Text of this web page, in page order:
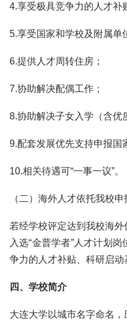
4.享受极具竞争力的人才补
5.享受国家和学校及附属单
6.提供人才周转住房；
7.协助解决配偶工作；
8.协助解决子女入学（含优
9.配套发展优先支持申报国
10.相关待遇可“一事一议”。
（二）海外人才依托我校
若经学校评定达到我校海
入选“金普学者”人才计划
争力的人才补贴、科研启动
四、学校简介
大连大学以城市名字命名